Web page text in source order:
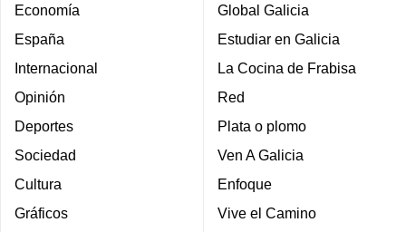
Economía
España
Internacional
Opinión
Deportes
Sociedad
Cultura
Gráficos
Global Galicia
Estudiar en Galicia
La Cocina de Frabisa
Red
Plata o plomo
Ven A Galicia
Enfoque
Vive el Camino